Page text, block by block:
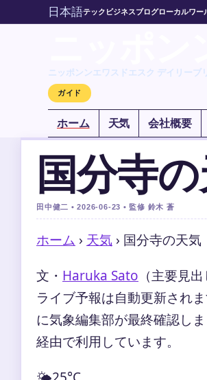
日本語テック ビジネスブログローカルワー
ニッポンンエワスドエスク デイリーブ
ガイド
ホーム 天気 会社概要
国分寺の
田中健二 • 2026-06-23 • 監修 鈴木 蒼
ホーム › 天気 › 国分寺の天気
文・ Haruka Sato （主要見出
ライブ予報は自動更新され
に気象編集部が最終確認し
経由で利用しています。